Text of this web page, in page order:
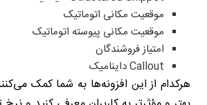
موقعیت مکانی اتوماتیک
موقعیت مکانی پیوسته اتوماتیک
امتیاز فروشندگان
Callout داینامیک
هرکدام از این افزونه‌ها به شما کمک